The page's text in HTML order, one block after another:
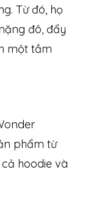
Từ đó, họ
đô, đẩy
một tầm
phẩm từ
hoodie và